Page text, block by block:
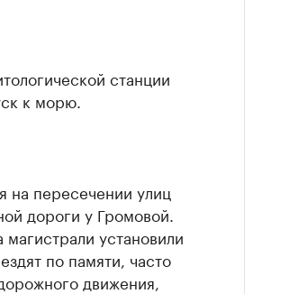
станции
к морю.
на пересечении улиц
дороги у Громовой.
установили
по памяти, часто
движения,